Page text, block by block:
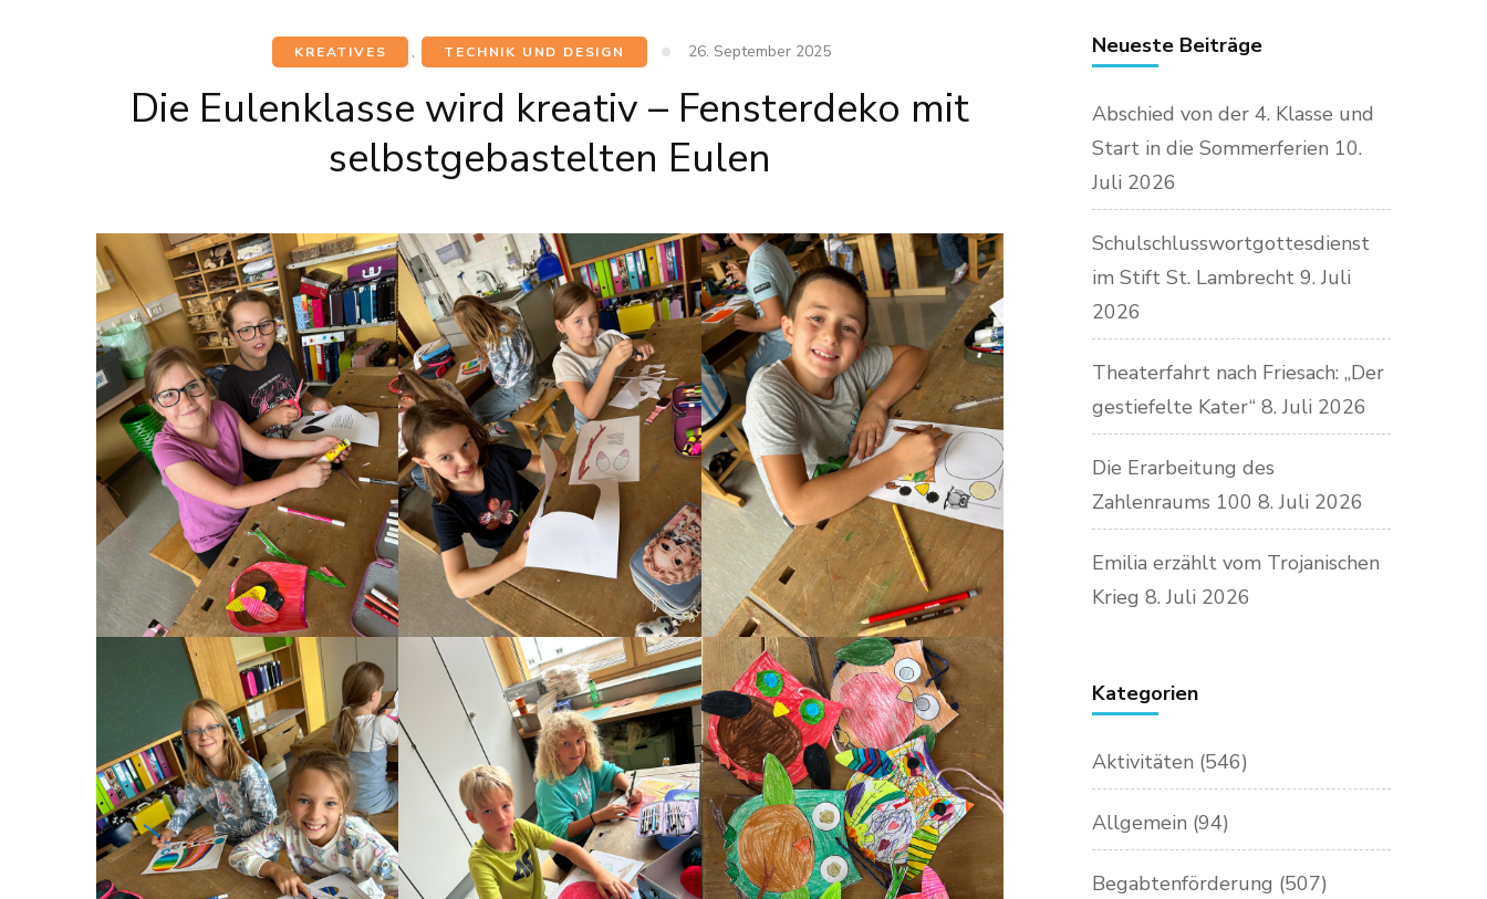
KREATIVES , TECHNIK UND DESIGN 26. September 2025
Die Eulenklasse wird kreativ – Fensterdeko mit
selbstgebastelten Eulen
Neueste Beiträge
Abschied von der 4. Klasse und
Start in die Sommerferien 10.
Juli 2026
Schulschlusswortgottesdienst
im Stift St. Lambrecht 9. Juli
2026
Theaterfahrt nach Friesach: „Der
gestiefelte Kater“ 8. Juli 2026
Die Erarbeitung des
Zahlenraums 100 8. Juli 2026
Emilia erzählt vom Trojanischen
Krieg 8. Juli 2026
Kategorien
Aktivitäten (546)
Allgemein (94)
Begabtenförderung (507)